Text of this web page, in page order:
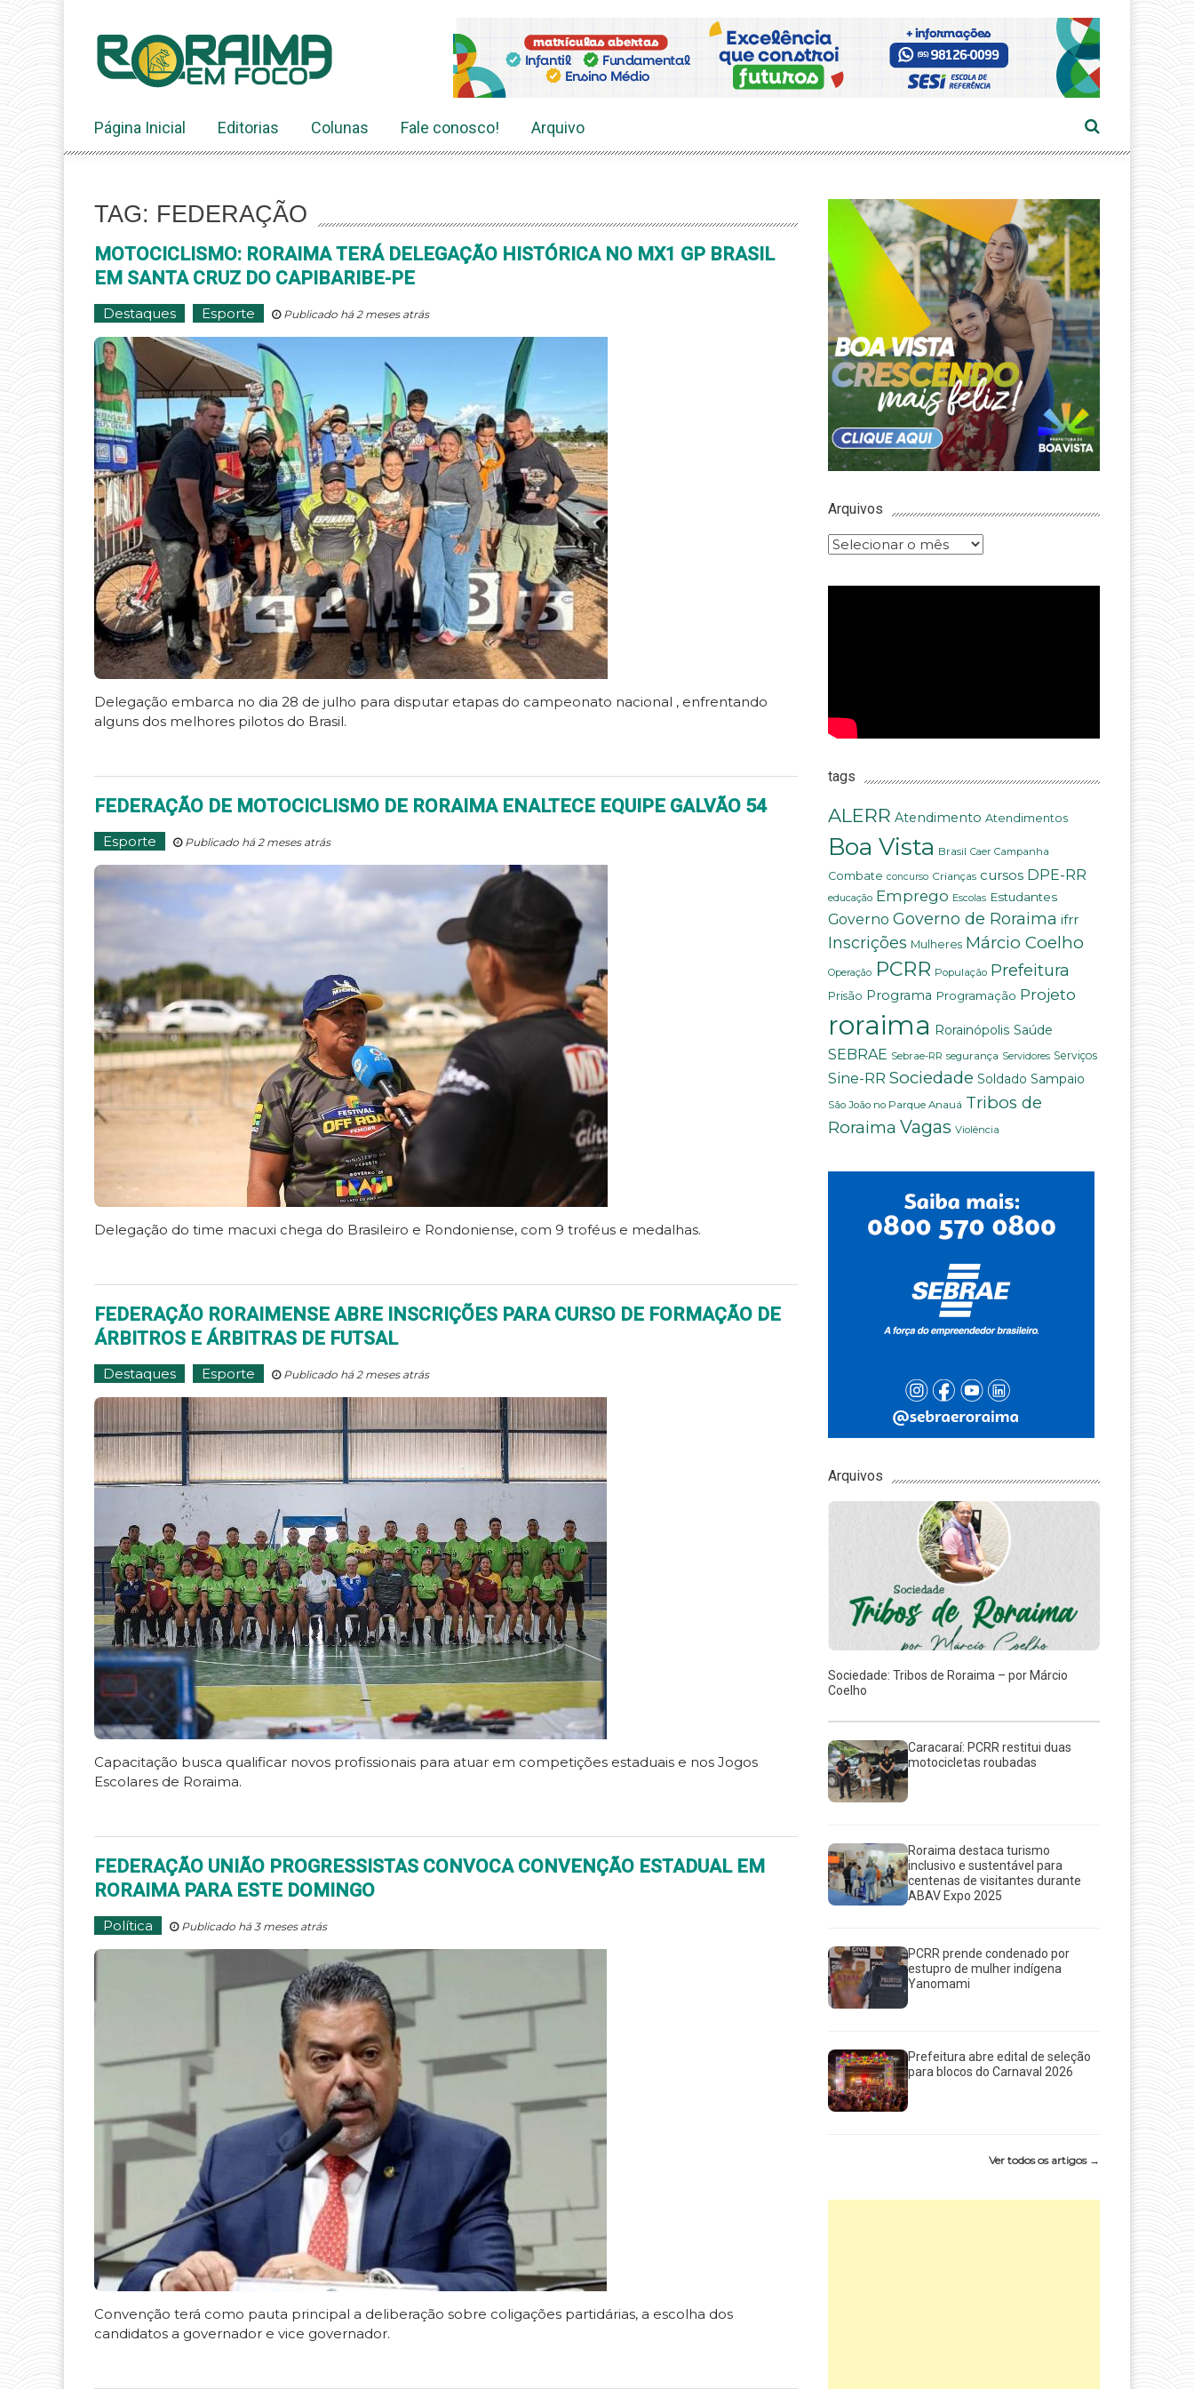
conteúdo
Página Inicial Editorias Colunas Fale conosco! Arquivo
TAG: FEDERAÇÃO
MOTOCICLISMO: RORAIMA TERÁ DELEGAÇÃO HISTÓRICA NO MX1 GP BRASIL
EM SANTA CRUZ DO CAPIBARIBE-PE
Destaques Esporte Publicado há 2 meses atrás
Delegação embarca no dia 28 de julho para disputar etapas do campeonato nacional , enfrentando
alguns dos melhores pilotos do Brasil.
FEDERAÇÃO DE MOTOCICLISMO DE RORAIMA ENALTECE EQUIPE GALVÃO 54
Esporte Publicado há 2 meses atrás
Delegação do time macuxi chega do Brasileiro e Rondoniense, com 9 troféus e medalhas.
FEDERAÇÃO RORAIMENSE ABRE INSCRIÇÕES PARA CURSO DE FORMAÇÃO DE
ÁRBITROS E ÁRBITRAS DE FUTSAL
Destaques Esporte Publicado há 2 meses atrás
Capacitação busca qualificar novos profissionais para atuar em competições estaduais e nos Jogos
Escolares de Roraima.
FEDERAÇÃO UNIÃO PROGRESSISTAS CONVOCA CONVENÇÃO ESTADUAL EM
RORAIMA PARA ESTE DOMINGO
Política Publicado há 3 meses atrás
Convenção terá como pauta principal a deliberação sobre coligações partidárias, a escolha dos
candidatos a governador e vice governador.
Arquivos
Arquivos
tags
ALERR Atendimento Atendimentos
Boa Vista Brasil Caer Campanha
Combate concurso Crianças cursos DPE-RR
educação Emprego Escolas Estudantes
Governo Governo de Roraima ifrr
Inscrições Mulheres Márcio Coelho
Operação PCRR População Prefeitura
Prisão Programa Programação Projeto
roraima Rorainópolis Saúde
SEBRAE Sebrae-RR segurança Servidores Serviços
Sine-RR Sociedade Soldado Sampaio
São João no Parque Anauá Tribos de
Roraima Vagas Violência
Arquivos
Sociedade: Tribos de Roraima – por Márcio
Coelho
Caracaraí: PCRR restitui duas
motocicletas roubadas
Roraima destaca turismo
inclusivo e sustentável para
centenas de visitantes durante
ABAV Expo 2025
PCRR prende condenado por
estupro de mulher indígena
Yanomami
Prefeitura abre edital de seleção
para blocos do Carnaval 2026
Ver todos os artigos →